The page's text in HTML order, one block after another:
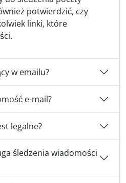
potwierdzić, czy
linki, które
w emailu?
e-mail?
legalne?
śledzenia wiadomości